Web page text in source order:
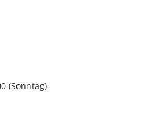
(Sonntag)